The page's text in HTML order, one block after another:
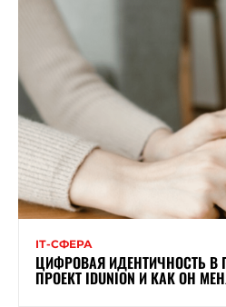
ІТ-СФЕРА
ЦИФРОВАЯ ИДЕНТИЧНОСТЬ В
ПРОЕКТ IDUNION И КАК ОН